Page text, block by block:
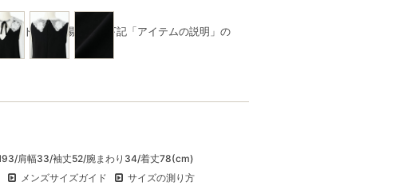
ット商品の場合は、下記「アイテムの説明」の
肩幅33/袖丈52/腕まわり34/着丈78(cm)
メンズサイズガイド サイズの測り方